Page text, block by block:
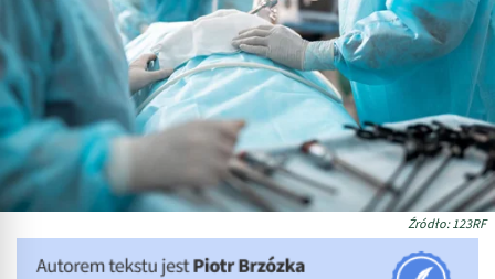
Źródło: 123RF